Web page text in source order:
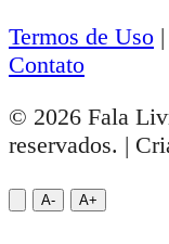
Termos de Uso |
Contato
© 2026 Fala
reservados. |
A- A+